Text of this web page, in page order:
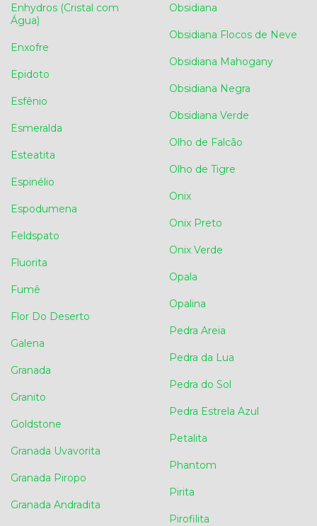
Enhydros (Cristal com
Água)
Enxofre
Epidoto
Esfênio
Esmeralda
Esteatita
Espinélio
Espodumena
Feldspato
Fluorita
Fumê
Flor Do Deserto
Galena
Granada
Granito
Goldstone
Granada Uvavorita
Granada Piropo
Granada Andradita
Obsidiana
Obsidiana Flocos de Neve
Obsidiana Mahogany
Obsidiana Negra
Obsidiana Verde
Olho de Falcão
Olho de Tigre
Onix
Onix Preto
Onix Verde
Opala
Opalina
Pedra Areia
Pedra da Lua
Pedra do Sol
Pedra Estrela Azul
Petalita
Phantom
Pirita
Pirofilita